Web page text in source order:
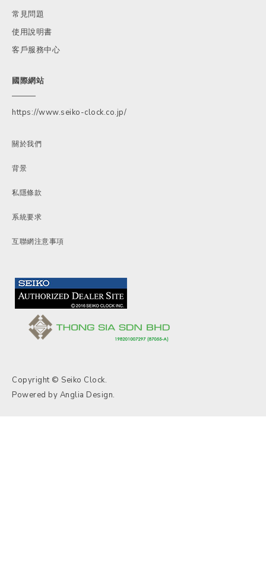
常見問題
使用說明書
客戶服務中心
國際網站
https://www.seiko-clock.co.jp/
關於我們
背景
私隱條款
系統要求
互聯網注意事項
Copyright © Seiko Clock.
Powered by Anglia Design.